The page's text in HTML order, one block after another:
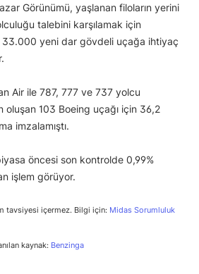
Görünümü, yaşlanan filoların yerini
talebini karşılamak için
33.000 yeni dar gövdeli uçağa ihtiyaç
Air ile 787, 777 ve 737 yolcu
oluşan 103 Boeing uçağı için 36,2
imzalamıştı.
öncesi son kontrolde 0,99%
işlem görüyor.
tavsiyesi içermez. Bilgi için: Midas Sorumluluk
kaynak: Benzinga